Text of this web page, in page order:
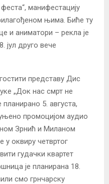
манифестацију
њима. Биће ту
и аниматори – рекла је
јул друго вече
представу Дис
„Док нас смрт не
планирано 5. августа,
промоцијом аудио
Зрнић и Миланом
оквиру четвртог
гудачки квартет
је планирана 18.
смо грнчарску